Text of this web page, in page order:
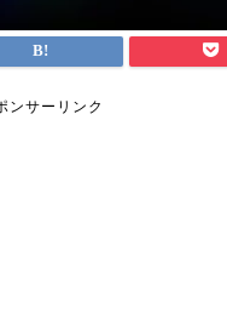
ンサーリンク